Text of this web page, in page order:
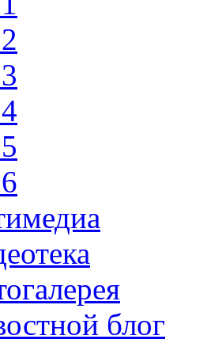
блог